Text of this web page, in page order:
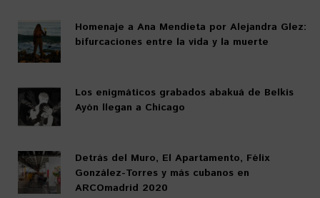
Homenaje a Ana Mendieta por Alejandra Glez:
bifurcaciones entre la vida y la muerte
Los enigmáticos grabados abakuá de Belkis
Ayón llegan a Chicago
Detrás del Muro, El Apartamento, Félix
González-Torres y más cubanos en
ARCOmadrid 2020